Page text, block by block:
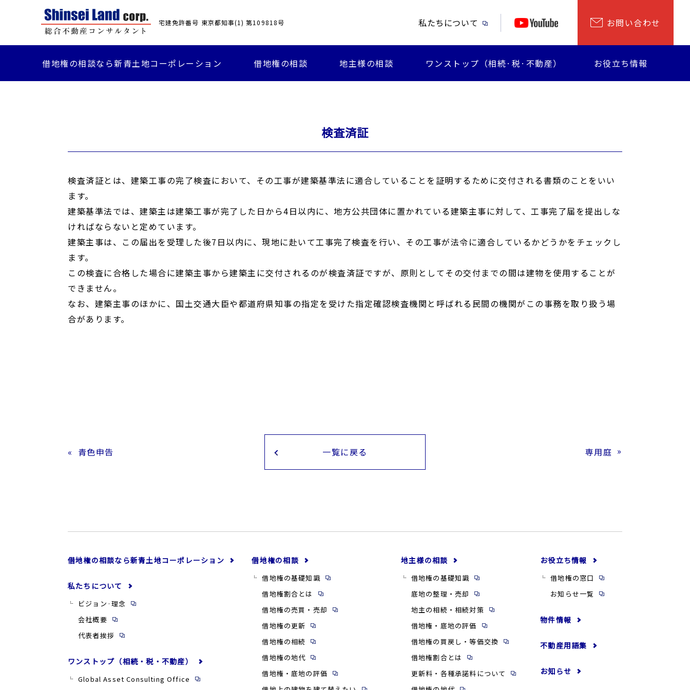
宅建免許番号 東京都知事(1) 第109818号 私たちについて お問い合わせ
借地権の相談なら新青土地コーポレーション 借地権の相談 地主様の相談 ワンストップ（相続·税·不動産） お役立ち情報
検査済証
検査済証とは、建築工事の完了検査において、その工事が建築基準法に適合していることを証明するために交付される書類のことをいい
ます。
建築基準法では、建築主は建築工事が完了した日から4日以内に、地方公共団体に置かれている建築主事に対して、工事完了届を提出しな
ければならないと定めています。
建築主事は、この届出を受理した後7日以内に、現地に赴いて工事完了検査を行い、その工事が法令に適合しているかどうかをチェックし
ます。
この検査に合格した場合に建築主事から建築主に交付されるのが検査済証ですが、原則としてその交付までの間は建物を使用することが
できません。
なお、建築主事のほかに、国土交通大臣や都道府県知事の指定を受けた指定確認検査機関と呼ばれる民間の機関がこの事務を取り扱う場
合があります。
青色申告 一覧に戻る 専用庭
借地権の相談なら新青土地コーポレーション
私たちについて
ビジョン·理念
会社概要
代表者挨拶
ワンストップ（相続・税・不動産）
Global Asset Consulting Office
借地権の相談
借地権の基礎知識
借地権割合とは
借地権の売買・売却
借地権の更新
借地権の相続
借地権の地代
借地権・底地の評価
地主様の相談
借地権の基礎知識
底地の整理・売却
地主の相続・相続対策
借地権・底地の評価
借地権の買戻し・等価交換
借地権割合とは
更新料・各種承諾料について
お役立ち情報
借地権の窓口
お知らせ一覧
物件情報
不動産用語集
お知らせ